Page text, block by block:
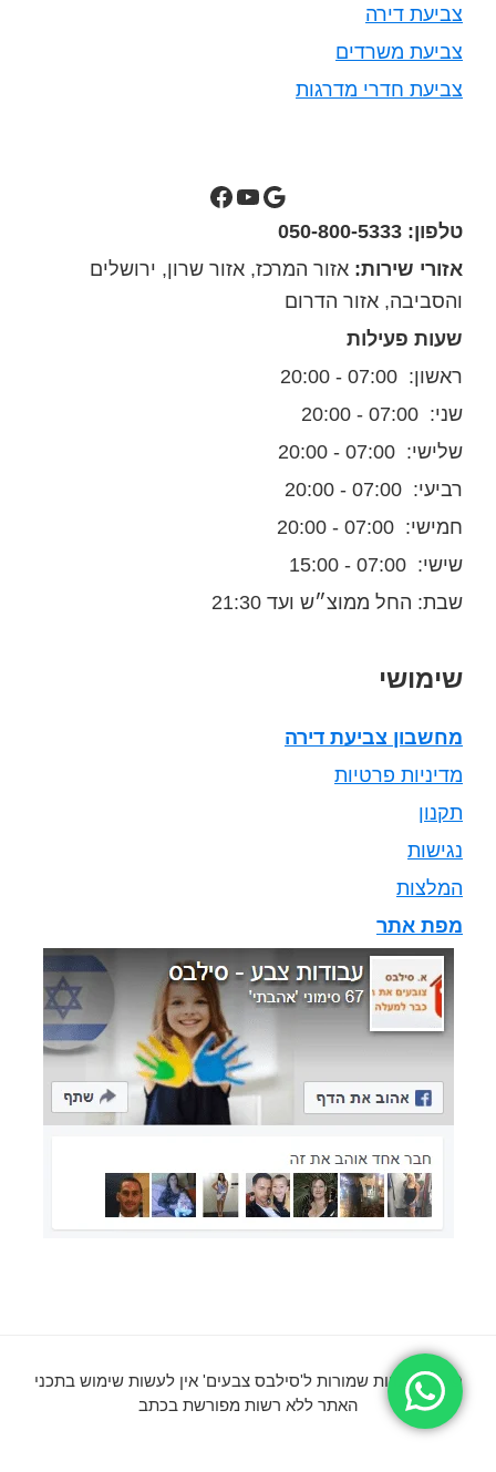
צביעת דירה
צביעת משרדים
צביעת חדרי מדרגות
סילבס צבעים בגוגל מפות
ערוץ יוטיוב של סילבס צבעיםסילבס צבעים בפייסבוק
טלפון: 050-800-5333
אזורי שירות: אזור המרכז, אזור שרון, ירושלים
והסביבה, אזור הדרום
שעות פעילות
ראשון: 07:00 - 20:00
שני: 07:00 - 20:00
שלישי: 07:00 - 20:00
רביעי: 07:00 - 20:00
חמישי: 07:00 - 20:00
שישי: 07:00 - 15:00
שבת: החל ממוצ״ש ועד 21:30
שימושי
מחשבון צביעת דירה
מדיניות פרטיות
תקנון
נגישות
המלצות
מפת אתר
© כל הזכויות שמורות ל'סילבס צבעים' אין לעשות שימוש בתכני
האתר ללא רשות מפורשת בכתב